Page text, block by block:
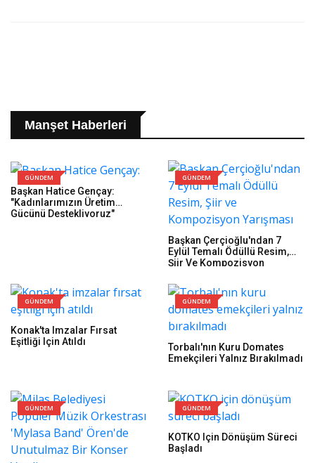
Manşet Haberleri
GÜNDEM
Başkan Hatice Gençay:
"Kadınlarımızın Üretim
Gücünü Destekliyoruz"
GÜNDEM
Başkan Çerçioğlu'ndan 7
Eylül Temalı Ödüllü Resim,
Şiir Ve Kompozisyon
GÜNDEM
Konak'ta Imzalar Fırsat
Eşitliği Için Atıldı
GÜNDEM
Torbalı'nın Kuru Domates
Emekçileri Yalnız Bırakılmadı
GÜNDEM GÜNDEM
KOTKO Için Dönüşüm Süreci
Başladı